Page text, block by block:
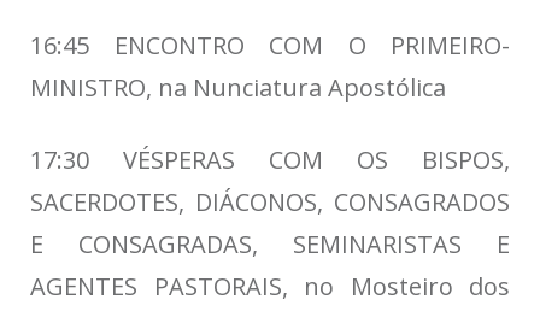
16:45 ENCONTRO COM O PRIMEIRO-
MINISTRO, na Nunciatura Apostólica
17:30 VÉSPERAS COM OS BISPOS,
SACERDOTES, DIÁCONOS, CONSAGRADOS
E CONSAGRADAS, SEMINARISTAS E
AGENTES PASTORAIS, no Mosteiro dos